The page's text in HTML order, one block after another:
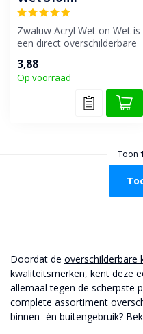
Zwaluw Acryl Wet on Wet is
een direct overschilderbare
3,88
Op voorraad
Toon 1
Doordat de overschilderbare
kwaliteitsmerken, kent deze
allemaal tegen de scherpste
complete assortiment
binnen- én buitengebruik?